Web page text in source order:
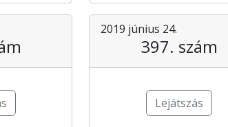
2019 június 24.
397. szám
Lejátszás